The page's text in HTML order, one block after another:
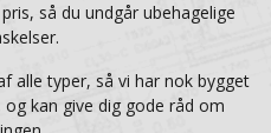
så du undgår ubehagelige
alle typer, så vi har nok bygget
kan give dig gode råd om